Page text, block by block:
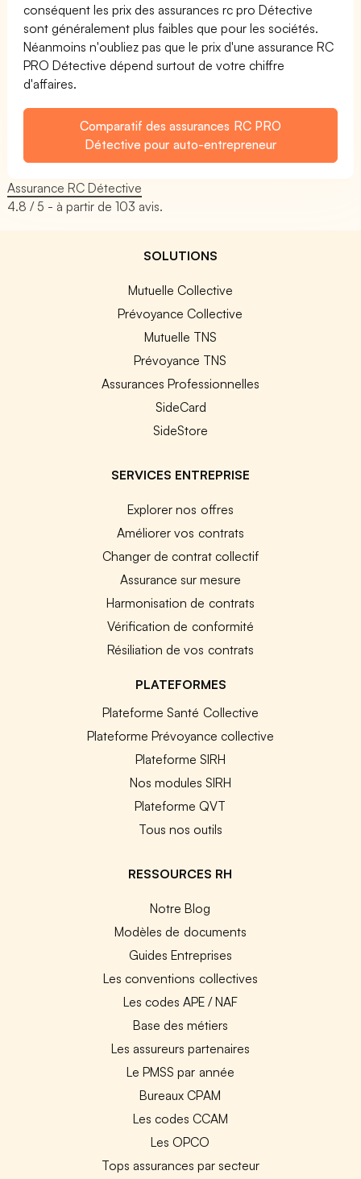
conséquent les prix des assurances rc pro Détective
sont généralement plus faibles que pour les sociétés.
Néanmoins n'oubliez pas que le prix d'une assurance RC
PRO Détective dépend surtout de votre chiffre
d'affaires.
Comparatif des assurances RC PRO
Détective pour auto-entrepreneur
Assurance RC Détective
4.8 / 5 - à partir de103 avis.
SOLUTIONS
Mutuelle Collective
Prévoyance Collective
Mutuelle TNS
Prévoyance TNS
Assurances Professionnelles
SideCard
SideStore
SERVICES ENTREPRISE
Explorer nos offres
Améliorer vos contrats
Changer de contrat collectif
Assurance sur mesure
Harmonisation de contrats
Vérification de conformité
Résiliation de vos contrats
PLATEFORMES
Plateforme Santé Collective
Plateforme Prévoyance collective
Plateforme SIRH
Nos modules SIRH
Plateforme QVT
Tous nos outils
RESSOURCES RH
Notre Blog
Modèles de documents
Guides Entreprises
Les conventions collectives
Les codes APE / NAF
Base des métiers
Les assureurs partenaires
Le PMSS par année
Bureaux CPAM
Les codes CCAM
Les OPCO
Tops assurances par secteur